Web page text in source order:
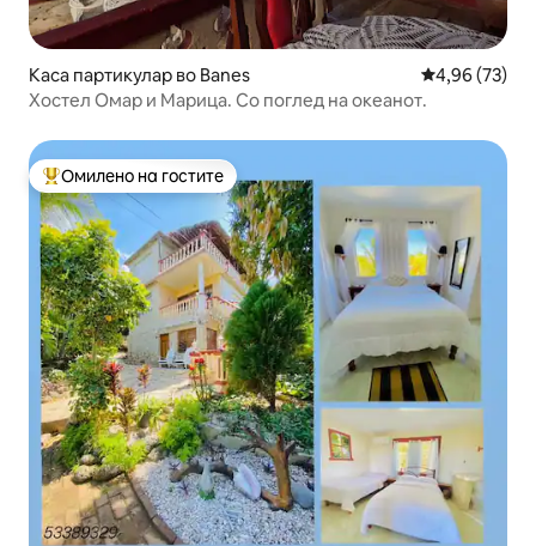
Каса партикулар во Banes Просечна
4,96 (73)
Хостел Омар и Марица. Со поглед на океанот.
Меѓу најуспешните „Омилени на гостите“
Омилено на гостите